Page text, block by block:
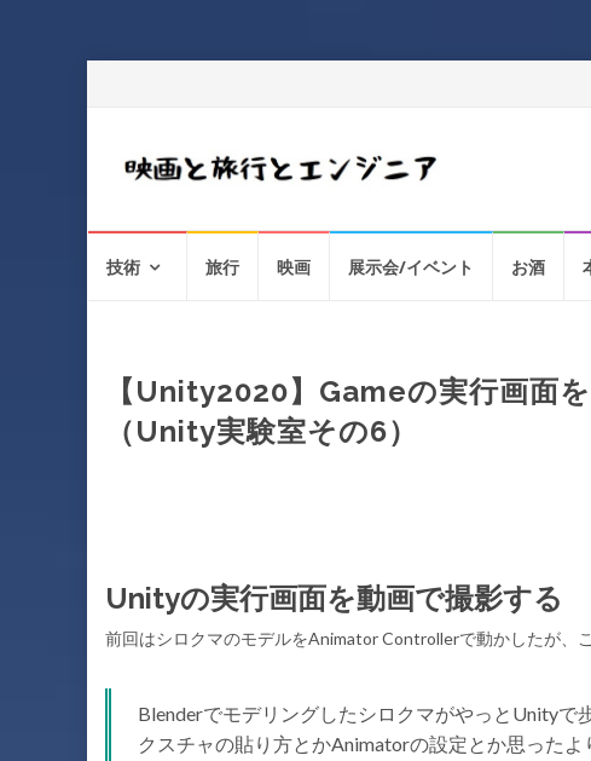
技術 旅行 映画 展示会/イベント お酒
【Unity2020】Gameの実行画面
（Unity実験室その6）
Unityの実行画面を動画で撮影する
前回はシロクマのモデルをAnimator Controllerで動かしたが、
BlenderでモデリングしたシロクマがやっとUnity
クスチャの貼り方とかAnimatorの設定とか思った